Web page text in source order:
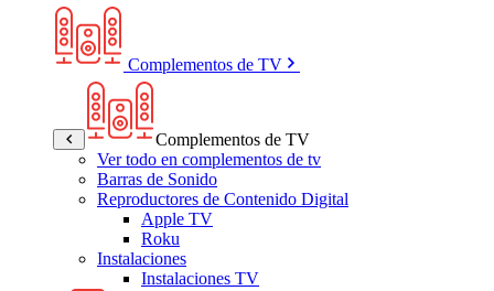
Complementos de TV
Complementos de TV
Ver todo en complementos de tv
Barras de Sonido
Reproductores de Contenido Digital
Apple TV
Roku
Instalaciones
Instalaciones TV